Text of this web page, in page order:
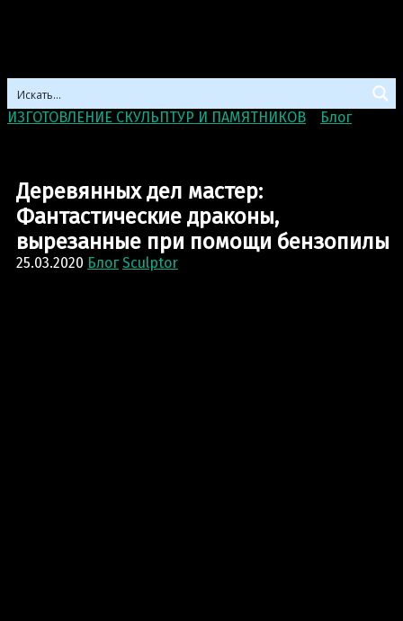
ИЗГОТОВЛЕНИЕ СКУЛЬПТУР И ПАМЯТНИКОВ Блог>
Деревянных дел мастер:
Фантастические драконы,
вырезанные при помощи бензопилы
25.03.2020 Блог Sculptor